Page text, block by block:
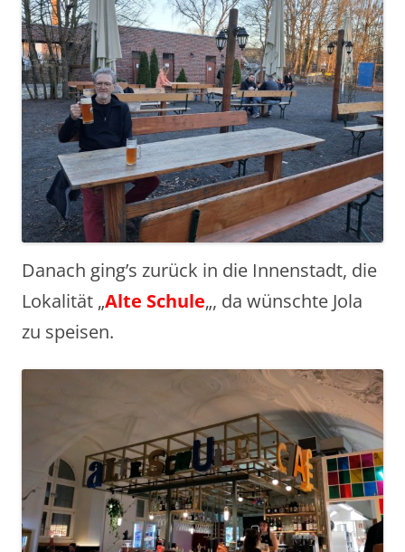
Danach ging’s zurück in die Innenstadt, die
Lokalität „Alte Schule„, da wünschte Jola
zu speisen.